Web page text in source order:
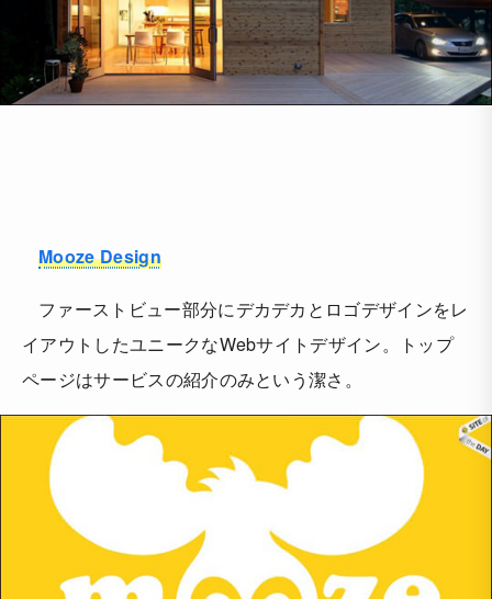
Mooze Design
ファーストビュー部分にデカデカとロゴデザインをレ
イアウトしたユニークなWebサイトデザイン。トップ
ページはサービスの紹介のみという潔さ。